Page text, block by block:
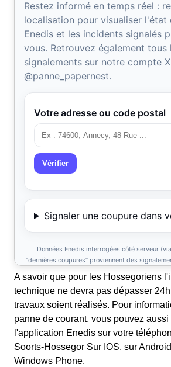
A savoir que pour les Hossegoriens
technique ne devra pas dépasser
travaux soient réalisés. Pour
panne de courant, vous pouvez
l'application Enedis sur votre
Soorts-Hossegor Sur IOS, sur
Windows Phone.